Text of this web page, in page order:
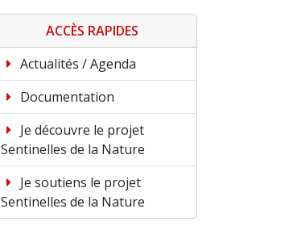
ACCÈS RAPIDES
Actualités / Agenda
Documentation
Je découvre le projet
Sentinelles de la Nature
Je soutiens le projet
Sentinelles de la Nature